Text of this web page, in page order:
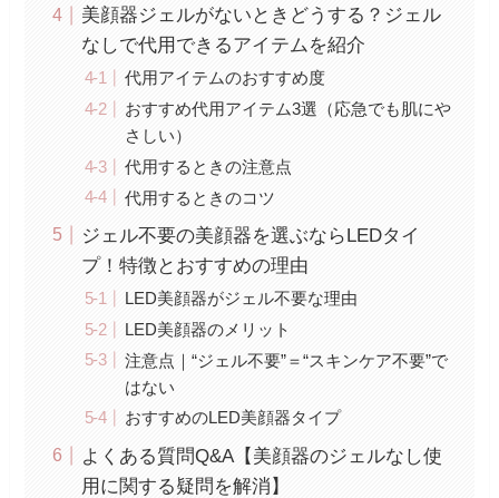
美顔器ジェルがないときどうする？ジェル
なしで代用できるアイテムを紹介
代用アイテムのおすすめ度
おすすめ代用アイテム3選（応急でも肌にや
さしい）
代用するときの注意点
代用するときのコツ
ジェル不要の美顔器を選ぶならLEDタイ
プ！特徴とおすすめの理由
LED美顔器がジェル不要な理由
LED美顔器のメリット
注意点｜“ジェル不要”＝“スキンケア不要”で
はない
おすすめのLED美顔器タイプ
よくある質問Q&A【美顔器のジェルなし使
用に関する疑問を解消】